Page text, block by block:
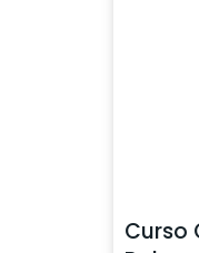
Curso